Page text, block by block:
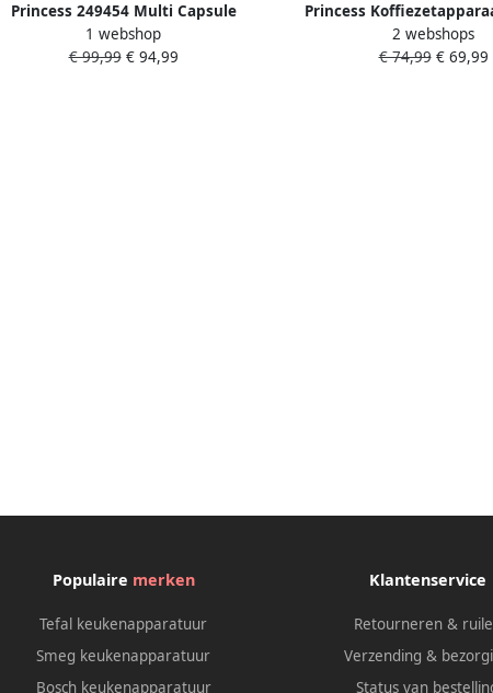
Princess 249454 Multi Capsule
Koffiemachine 4 in 1 Geschikt voor
Dolce Gusto Capsules Zwart
1 webshop
€ 99,99€ 94,99
Princess
Multi Capsule Machine
koffiemachines Geschikt
2 webshops
€ 74,99€ 69,99
Populaire merken
Tefal keukenapparatuur
Smeg keukenapparatuur
Bosch keukenapparatuur
Klantenservice
Retourneren &
Verzending &
Status van